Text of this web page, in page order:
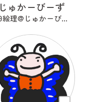
じゅかーびーず
祭田絵理@じゅかーびーず